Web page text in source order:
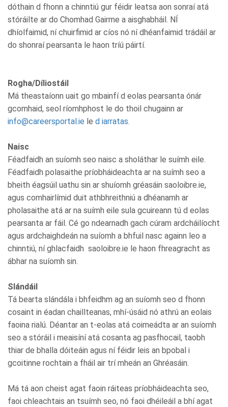
dóthain d fhonn a chinntiú gur féidir leatsa aon sonraí atá
stóráilte ar do Chomhad Gairme a aisghabháil. NÍ
dhíolfaimid, ní chuirfimid ar cíos nó ní dhéanfaimid trádáil ar
do shonraí pearsanta le haon tríú páirtí.
Rogha/Díliostáil
Má theastaíonn uait go mbainfí d eolas pearsanta ónár
gcomhaid, seol ríomhphost le do thoil chugainn ar
info@careersportal.ie le d iarratas.
Naisc
Féadfaidh an suíomh seo naisc a sholáthar le suímh eile.
Féadfaidh polasaithe príobháideachta ar na suímh seo a
bheith éagsúil uathu sin ar shuíomh gréasáin saoloibre.ie,
agus comhairlímid duit athbhreithniú a dhéanamh ar
pholasaithe atá ar na suímh eile sula gcuireann tú d eolas
pearsanta ar fáil. Cé go ndearnadh gach cúram ardcháilíocht
agus ardchaighdeán na suíomh a bhfuil nasc againn leo a
chinntiú, ní ghlacfaidh saoloibre.ie le haon fhreagracht as
ábhar na suíomh sin.
Slándáil
Tá bearta slándála i bhfeidhm ag an suíomh seo d fhonn
cosaint in éadan chaillteanas, mhí-úsáid nó athrú an eolais
faoina rialú. Déantar an t-eolas atá coimeádta ar an suíomh
seo a stóráil i meaisíní atá cosanta ag pasfhocail, taobh
thiar de bhalla dóiteáin agus ní féidir leis an bpobal i
gcoitinne rochtain a fháil air trí mheán an Ghréasáin.
Má tá aon cheist agat faoin ráiteas príobháideachta seo,
faoi chleachtais an tsuímh seo, nó faoi dhéileáil a bhí agat